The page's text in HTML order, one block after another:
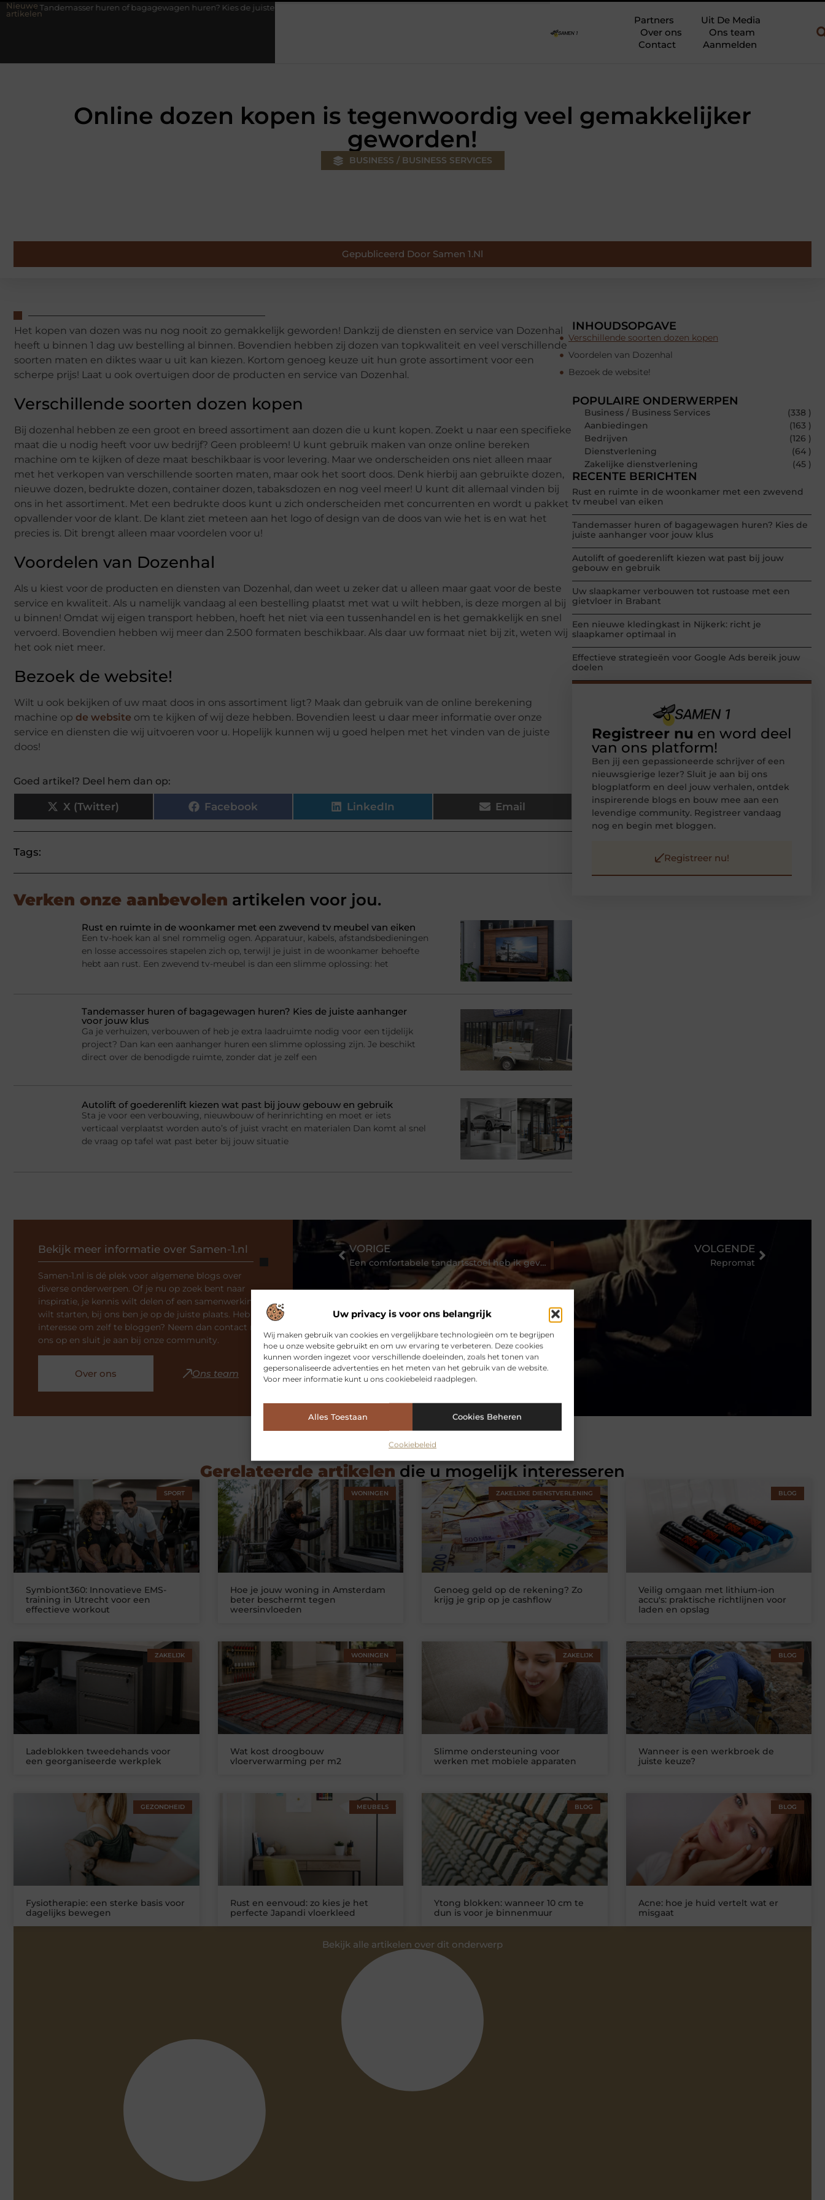
Uw privacy is voor ons belangrijk
Wij maken gebruik van cookies en vergelijkbare technologieën om te begrijpen
hoe u onze website gebruikt en om uw ervaring te verbeteren. Deze cookies
kunnen worden ingezet voor verschillende doeleinden, zoals het tonen van
gepersonaliseerde advertenties en het meten van het gebruik van de website.
Voor meer informatie kunt u ons cookiebeleid raadplegen.
Alles Toestaan Cookies Beheren
Cookiebeleid
Nieuwe
artikelen
huren of bagagewagen huren? Kies de juiste aanhanger voor jouw klus
Partners
Uit De Media
Over ons
Ons team
Contact
Aanmelden
Online dozen kopen is tegenwoordig veel gemakkelijker
geworden!
BUSINESS / BUSINESS SERVICES
Gepubliceerd Door Samen 1.nl
Het kopen van dozen was nu nog nooit zo gemakkelijk geworden! Dankzij de diensten en service van Dozenhal
heeft u binnen 1 dag uw bestelling al binnen. Bovendien hebben zij dozen van topkwaliteit en veel verschillende
soorten maten en diktes waar u uit kan kiezen. Kortom genoeg keuze uit hun grote assortiment voor een
scherpe prijs! Laat u ook overtuigen door de producten en service van Dozenhal.
Verschillende soorten dozen kopen
Bij dozenhal hebben ze een groot en breed assortiment aan dozen die u kunt kopen. Zoekt u naar een specifieke
maat die u nodig heeft voor uw bedrijf? Geen probleem! U kunt gebruik maken van onze online bereken
machine om te kijken of deze maat beschikbaar is voor levering. Maar we onderscheiden ons niet alleen maar
met het verkopen van verschillende soorten maten, maar ook het soort doos. Denk hierbij aan gebruikte dozen,
nieuwe dozen, bedrukte dozen, container dozen, tabaksdozen en nog veel meer! U kunt dit allemaal vinden bij
ons in het assortiment. Met een bedrukte doos kunt u zich onderscheiden met concurrenten en wordt u pakket
opvallender voor de klant. De klant ziet meteen aan het logo of design van de doos van wie het is en wat het
precies is. Dit brengt alleen maar voordelen voor u!
Voordelen van Dozenhal
Als u kiest voor de producten en diensten van Dozenhal, dan weet u zeker dat u alleen maar gaat voor de beste
service en kwaliteit. Als u namelijk vandaag al een bestelling plaatst met wat u wilt hebben, is deze morgen al bij
u binnen! Omdat wij eigen transport hebben, hoeft het niet via een tussenhandel en is het gemakkelijk en snel
vervoerd. Bovendien hebben wij meer dan 2.500 formaten beschikbaar. Als daar uw formaat niet bij zit, weten wij
het ook niet meer.
Bezoek de website!
Wilt u ook bekijken of uw maat doos in ons assortiment ligt? Maak dan gebruik van de online berekening
machine op de website om te kijken of wij deze hebben. Bovendien leest u daar meer informatie over onze
service en diensten die wij uitvoeren voor u. Hopelijk kunnen wij u goed helpen met het vinden van de juiste
doos!
Goed artikel? Deel hem dan op:
X (Twitter) Facebook LinkedIn Email
Tags:
Verken onze aanbevolen artikelen voor jou.
Rust en ruimte in de woonkamer met een zwevend tv meubel van eiken
Een tv-hoek kan al snel rommelig ogen. Apparatuur, kabels, afstandsbedieningen
en losse accessoires stapelen zich op, terwijl je juist in de woonkamer behoefte
hebt aan rust. Een zwevend tv-meubel is dan een slimme oplossing: het
Tandemasser huren of bagagewagen huren? Kies de juiste aanhanger
voor jouw klus
Ga je verhuizen, verbouwen of heb je extra laadruimte nodig voor een tijdelijk
project? Dan kan een aanhanger huren een slimme oplossing zijn. Je beschikt
direct over de benodigde ruimte, zonder dat je zelf een
Autolift of goederenlift kiezen wat past bij jouw gebouw en gebruik
Sta je voor een verbouwing, nieuwbouw of herinrichting en moet er iets
verticaal verplaatst worden auto’s of juist vracht en materialen Dan komt al snel
de vraag op tafel wat past beter bij jouw situatie
INHOUDSOPGAVE
Verschillende soorten dozen kopen
Voordelen van Dozenhal
Bezoek de website!
POPULAIRE ONDERWERPEN
Business / Business Services
(338 )
Aanbiedingen
(163 )
Bedrijven
(126 )
Dienstverlening
(64 )
Zakelijke dienstverlening
(45 )
RECENTE BERICHTEN
Rust en ruimte in de woonkamer met een zwevend
tv meubel van eiken
Tandemasser huren of bagagewagen huren? Kies de
juiste aanhanger voor jouw klus
Autolift of goederenlift kiezen wat past bij jouw
gebouw en gebruik
Uw slaapkamer verbouwen tot rustoase met een
gietvloer in Brabant
Een nieuwe kledingkast in Nijkerk: richt je
slaapkamer optimaal in
Effectieve strategieën voor Google Ads bereik jouw
doelen
Registreer nu en word deel
van ons platform!
Ben jij een gepassioneerde schrijver of een
nieuwsgierige lezer? Sluit je aan bij ons
blogplatform en deel jouw verhalen, ontdek
inspirerende blogs en bouw mee aan een
levendige community. Registreer vandaag
nog en begin met bloggen.
Registreer nu!
Bekijk meer informatie over Samen-1.nl
Samen-1.nl is dé plek voor algemene blogs over
diverse onderwerpen. Of je nu op zoek bent naar
inspiratie, je kennis wilt delen of een samenwerking
wilt starten, bij ons ben je op de juiste plaats. Heb je
interesse om zelf te bloggen? Neem dan contact met
ons op en sluit je aan bij onze community.
Over ons Ons team
VORIGE
Een comfortabele tandartsstoel heb ik gevonden bij Alldent!
VOLGENDE
Repromat
Gerelateerde artikelen die u mogelijk interesseren
SPORT
Symbiont360: Innovatieve EMS-
training in Utrecht voor een
effectieve workout
WONINGEN
Hoe je jouw woning in Amsterdam
beter beschermt tegen
weersinvloeden
ZAKELIJKE DIENSTVERLENING
Genoeg geld op de rekening? Zo
krijg je grip op je cashflow
BLOG
Veilig omgaan met lithium-ion
accu's: praktische richtlijnen voor
laden en opslag
ZAKELIJK
Ladeblokken tweedehands voor
een georganiseerde werkplek
WONINGEN
Wat kost droogbouw
vloerverwarming per m2
ZAKELIJK
Slimme ondersteuning voor
werken met mobiele apparaten
BLOG
Wanneer is een werkbroek de
juiste keuze?
GEZONDHEID
Fysiotherapie: een sterke basis voor
dagelijks bewegen
MEUBELS
Rust en eenvoud: zo kies je het
perfecte Japandi vloerkleed
BLOG
Ytong blokken: wanneer 10 cm te
dun is voor je binnenmuur
BLOG
Acne: hoe je huid vertelt wat er
misgaat
Bekijk alle artikelen over dit onderwerp